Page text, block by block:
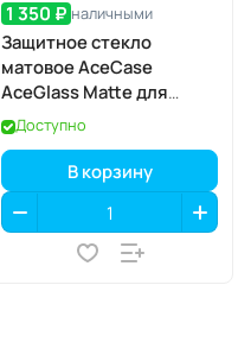
1 350 ₽ наличными
Защитное стекло
матовое AceCase
AceGlass Matte для
Apple iPhone 17 Pro
Доступно
В корзину